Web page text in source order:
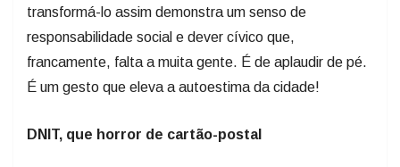
transformá-lo assim demonstra um senso de
responsabilidade social e dever cívico que,
francamente, falta a muita gente. É de aplaudir de pé.
É um gesto que eleva a autoestima da cidade!
DNIT, que horror de cartão-postal